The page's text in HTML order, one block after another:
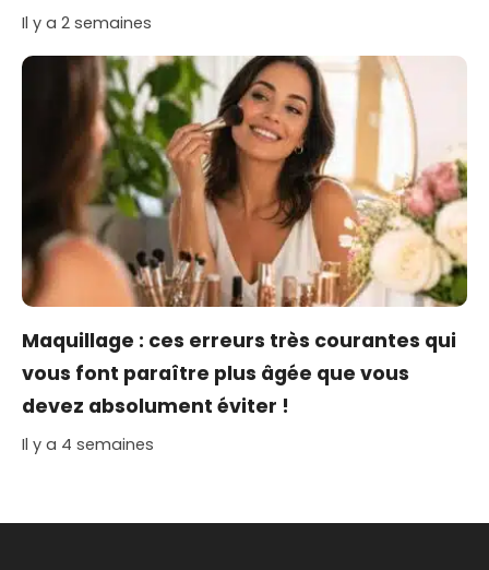
Il y a 2 semaines
Maquillage : ces erreurs très courantes qui
vous font paraître plus âgée que vous
devez absolument éviter !
Il y a 4 semaines